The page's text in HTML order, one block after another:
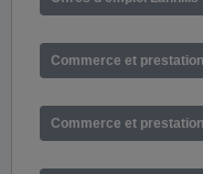
Commerce et
Commerce et